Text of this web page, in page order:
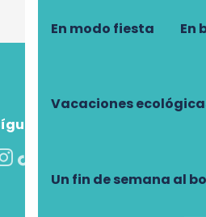
En modo fiesta En
Vacaciones
Un fin de semana al